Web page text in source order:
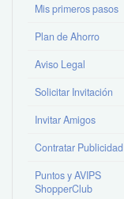
Mis primeros pasos
Plan de Ahorro
Aviso Legal
Solicitar Invitación
Invitar Amigos
Contratar Publicidad
Puntos y AVIPS
ShopperClub